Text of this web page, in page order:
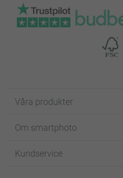
Våra produkter
Fotokort
Fotoböcker
Om smartphoto
För affiliates
Kundservice